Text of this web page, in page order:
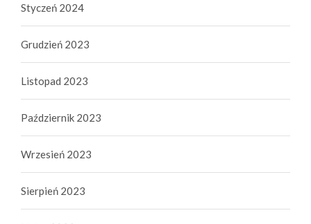
Styczeń 2024
Grudzień 2023
Listopad 2023
Październik 2023
Wrzesień 2023
Sierpień 2023